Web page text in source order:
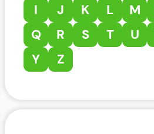
I
J K L M
Q
R S T U
Y
Z